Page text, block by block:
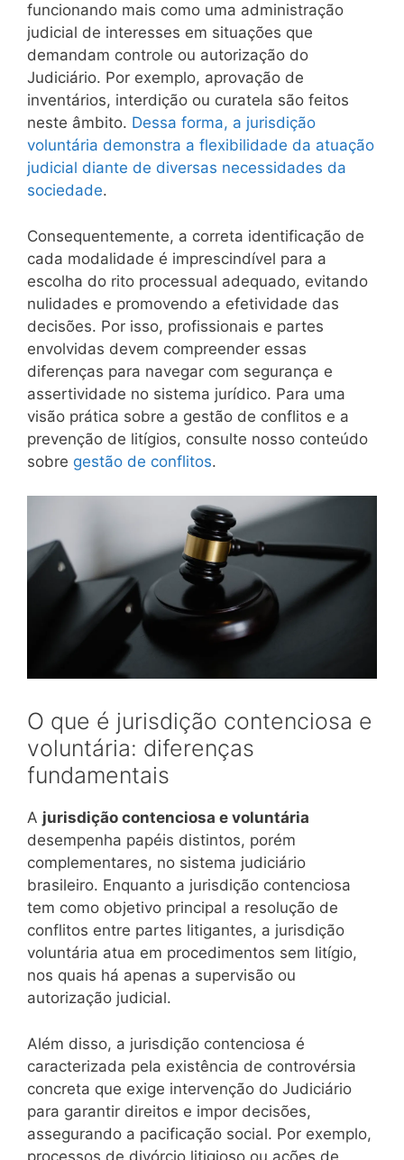
funcionando mais como uma administração
judicial de interesses em situações que
demandam controle ou autorização do
Judiciário. Por exemplo, aprovação de
inventários, interdição ou curatela são feitos
neste âmbito. Dessa forma, a jurisdição
voluntária demonstra a flexibilidade da atuação
judicial diante de diversas necessidades da
sociedade.
Consequentemente, a correta identificação de
cada modalidade é imprescindível para a
escolha do rito processual adequado, evitando
nulidades e promovendo a efetividade das
decisões. Por isso, profissionais e partes
envolvidas devem compreender essas
diferenças para navegar com segurança e
assertividade no sistema jurídico. Para uma
visão prática sobre a gestão de conflitos e a
prevenção de litígios, consulte nosso conteúdo
sobre gestão de conflitos.
O que é jurisdição contenciosa e
voluntária: diferenças
fundamentais
A jurisdição contenciosa e voluntária
desempenha papéis distintos, porém
complementares, no sistema judiciário
brasileiro. Enquanto a jurisdição contenciosa
tem como objetivo principal a resolução de
conflitos entre partes litigantes, a jurisdição
voluntária atua em procedimentos sem litígio,
nos quais há apenas a supervisão ou
autorização judicial.
Além disso, a jurisdição contenciosa é
caracterizada pela existência de controvérsia
concreta que exige intervenção do Judiciário
para garantir direitos e impor decisões,
assegurando a pacificação social. Por exemplo,
processos de divórcio litigioso ou ações de